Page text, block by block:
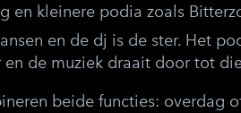
en kleinere podia zoals
en de dj is de ster. Het
de muziek draait door tot
beide functies: overdag